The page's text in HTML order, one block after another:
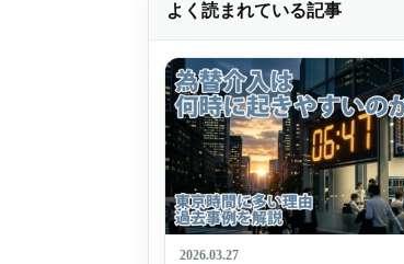
よく読まれている記事
2026.03.27